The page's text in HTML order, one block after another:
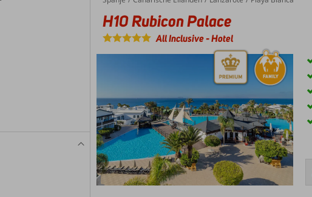
H10 Rubicon Palace
All Inclusive-Hotel